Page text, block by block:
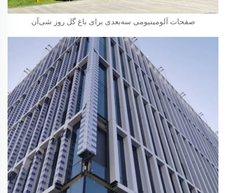
صفحات آلومینیومی سه‌بعدی برای باغ گل روز شی‌آن